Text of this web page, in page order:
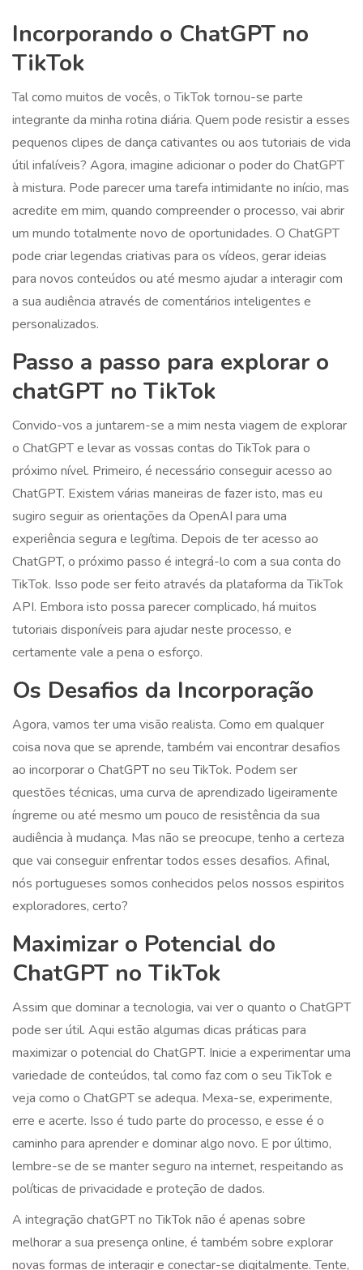
Incorporando o ChatGPT no
TikTok
Tal como muitos de vocês, o TikTok tornou-se parte
integrante da minha rotina diária. Quem pode resistir a esses
pequenos clipes de dança cativantes ou aos tutoriais de vida
útil infalíveis? Agora, imagine adicionar o poder do ChatGPT
à mistura. Pode parecer uma tarefa intimidante no início, mas
acredite em mim, quando compreender o processo, vai abrir
um mundo totalmente novo de oportunidades. O ChatGPT
pode criar legendas criativas para os vídeos, gerar ideias
para novos conteúdos ou até mesmo ajudar a interagir com
a sua audiência através de comentários inteligentes e
personalizados.
Passo a passo para explorar o
chatGPT no TikTok
Convido-vos a juntarem-se a mim nesta viagem de explorar
o ChatGPT e levar as vossas contas do TikTok para o
próximo nível. Primeiro, é necessário conseguir acesso ao
ChatGPT. Existem várias maneiras de fazer isto, mas eu
sugiro seguir as orientações da OpenAI para uma
experiência segura e legítima. Depois de ter acesso ao
ChatGPT, o próximo passo é integrá-lo com a sua conta do
TikTok. Isso pode ser feito através da plataforma da TikTok
API. Embora isto possa parecer complicado, há muitos
tutoriais disponíveis para ajudar neste processo, e
certamente vale a pena o esforço.
Os Desafios da Incorporação
Agora, vamos ter uma visão realista. Como em qualquer
coisa nova que se aprende, também vai encontrar desafios
ao incorporar o ChatGPT no seu TikTok. Podem ser
questões técnicas, uma curva de aprendizado ligeiramente
íngreme ou até mesmo um pouco de resistência da sua
audiência à mudança. Mas não se preocupe, tenho a certeza
que vai conseguir enfrentar todos esses desafios. Afinal,
nós portugueses somos conhecidos pelos nossos espiritos
exploradores, certo?
Maximizar o Potencial do
ChatGPT no TikTok
Assim que dominar a tecnologia, vai ver o quanto o ChatGPT
pode ser útil. Aqui estão algumas dicas práticas para
maximizar o potencial do ChatGPT. Inicie a experimentar uma
variedade de conteúdos, tal como faz com o seu TikTok e
veja como o ChatGPT se adequa. Mexa-se, experimente,
erre e acerte. Isso é tudo parte do processo, e esse é o
caminho para aprender e dominar algo novo. E por último,
lembre-se de se manter seguro na internet, respeitando as
políticas de privacidade e proteção de dados.
A integração chatGPT no TikTok não é apenas sobre
melhorar a sua presença online, é também sobre explorar
novas formas de interagir e conectar-se digitalmente. Tente,